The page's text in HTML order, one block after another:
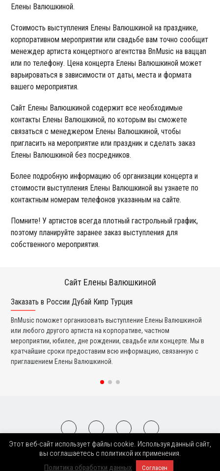
Елены Валюшкиной.
Стоимость выступления Елены Валюшкиной на празднике,
корпоративном мероприятии или свадьбе вам точно сообщит
менеждер артиста концертного агентства BnMusic на ваццап
или по телефону. Цена концерта Елены Валюшкиной может
варьироваться в зависимости от даты, места и формата
вашего мероприятия.
Сайт Елены Валюшкиной содержит все необходимые
контакты Елены Валюшкиной, по которым вы сможете
связаться с менеджером Елены Валюшкиной, чтобы
пригласить на мероприятие или праздник и сделать заказ
Елены Валюшкиной без посредников.
Более подробную информацию об организации концерта и
стоимости выступления Елены Валюшкиной вы узнаете по
контактным номерам телефонов указанным на сайте.
Помните! У артистов всегда плотный гастрольный график,
поэтому планируйте заранее заказ выступления для
собственного мероприятия.
Сайт Елены Валюшкиной
Заказать в России Дубай Кипр Турция
BnMusic поможет организовать выступление Елены Валюшкиной
или любого другого артиста на корпоративе, частном
мероприятии, юбилее, дне рождении, свадьбе или концерте. Мы в
кратчайшие сроки предоставим всю информацию, связанную с
приглашением Елены Валюшкиной.
2008-2026 © BnMusic All Right Reserved
Этот веб-сайт использует файлы cookie. Используя данный сайт,
вы соглашаетесь с политикой их применения.
Политика обработки данных
Согласен